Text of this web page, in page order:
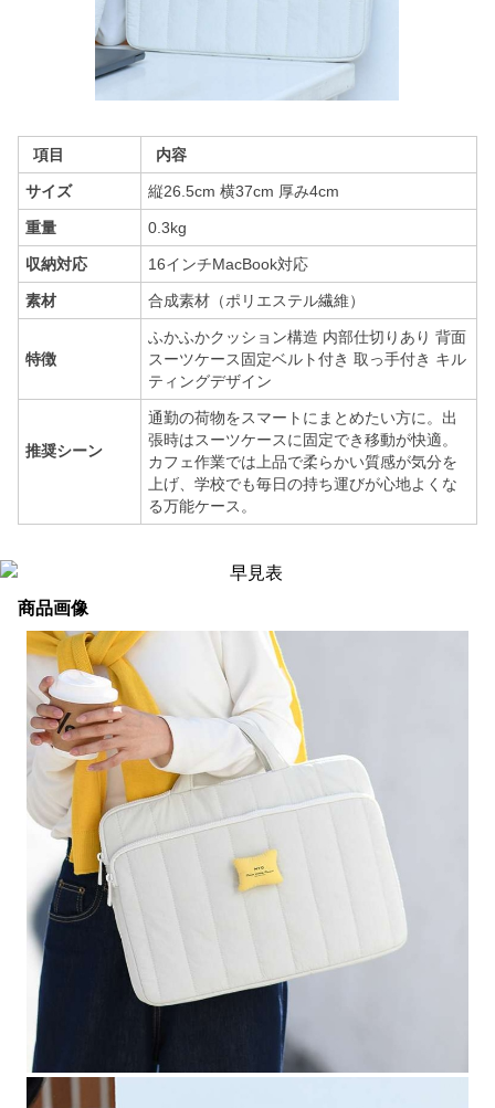
項目 内容
サイズ 縦26.5cm 横37cm 厚み4cm
重量 0.3kg
収納対応 16インチMacBook対応
素材 合成素材（ポリエステル繊維）
特徴
ふかふかクッション構造 内部仕切りあり 背面
スーツケース固定ベルト付き 取っ手付き キル
ティングデザイン
推奨シーン
通勤の荷物をスマートにまとめたい方に。出
張時はスーツケースに固定でき移動が快適。
カフェ作業では上品で柔らかい質感が気分を
上げ、学校でも毎日の持ち運びが心地よくな
る万能ケース。
商品画像